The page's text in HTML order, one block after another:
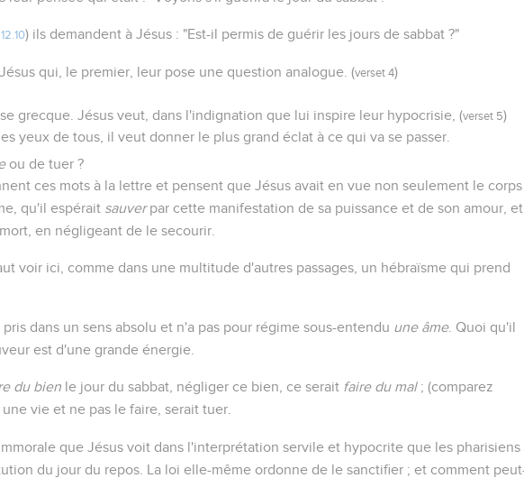
) ils demandent à Jésus : "Est-il permis de guérir les jours de sabbat ?"
qui, le premier, leur pose une question analogue. (verset 4)
grecque. Jésus veut, dans l'indignation que lui inspire leur hypocrisie, (verset 5)
yeux de tous, il veut donner le plus grand éclat à ce qui va se passer.
ou de tuer ?
ces mots à la lettre et pensent que Jésus avait en vue non seulement le corps
qu'il espérait sauverpar cette manifestation de sa puissance et de son amour, et
en négligeant de le secourir.
voir ici, comme dans une multitude d'autres passages, un hébraïsme qui prend
dans un sens absolu et n'a pas pour régime sous-entendu une âme. Quoi qu'il
est d'une grande énergie.
du bien le jour du sabbat, négliger ce bien, ce serait faire du mal; (comparez
vie et ne pas le faire, serait tuer.
que Jésus voit dans l'interprétation servile et hypocrite que les pharisiens
du jour du repos. La loi elle-même ordonne de le sanctifier ; et comment